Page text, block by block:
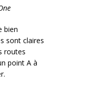
bien
sont claires
routes
point A à